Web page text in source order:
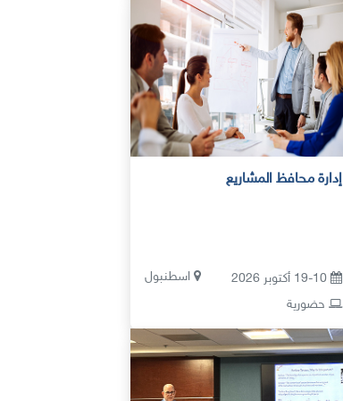
إدارة محافظ المشاريع
19-10 أكتوبر 2026
اسطنبول
حضورية